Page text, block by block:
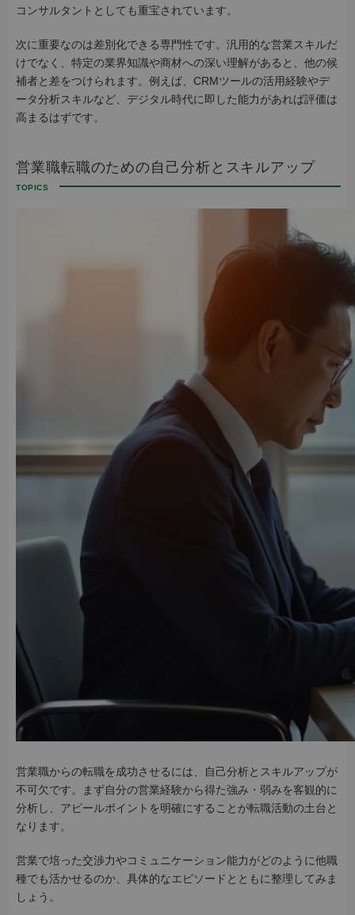
コンサルタントとしても重宝されています。
次に重要なのは差別化できる専門性です。汎用的な営業スキルだ
けでなく、特定の業界知識や商材への深い理解があると、他の候
補者と差をつけられます。例えば、CRMツールの活用経験やデ
ータ分析スキルなど、デジタル時代に即した能力があれば評価は
高まるはずです。
営業職転職のための自己分析とスキルアップ
営業職からの転職を成功させるには、自己分析とスキルアップが
不可欠です。まず自分の営業経験から得た強み・弱みを客観的に
分析し、アピールポイントを明確にすることが転職活動の土台と
なります。
営業で培った交渉力やコミュニケーション能力がどのように他職
種でも活かせるのか、具体的なエピソードとともに整理してみま
しょう。